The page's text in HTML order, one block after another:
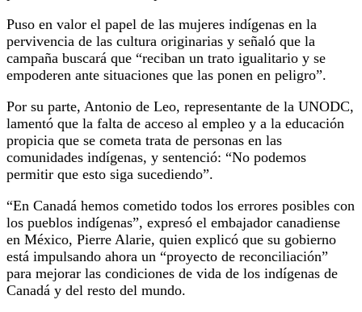
Puso en valor el papel de las mujeres indígenas en la
pervivencia de las cultura originarias y señaló que la
campaña buscará que “reciban un trato igualitario y se
empoderen ante situaciones que las ponen en peligro”.
Por su parte, Antonio de Leo, representante de la UNODC,
lamentó que la falta de acceso al empleo y a la educación
propicia que se cometa trata de personas en las
comunidades indígenas, y sentenció: “No podemos
permitir que esto siga sucediendo”.
“En Canadá hemos cometido todos los errores posibles con
los pueblos indígenas”, expresó el embajador canadiense
en México, Pierre Alarie, quien explicó que su gobierno
está impulsando ahora un “proyecto de reconciliación”
para mejorar las condiciones de vida de los indígenas de
Canadá y del resto del mundo.